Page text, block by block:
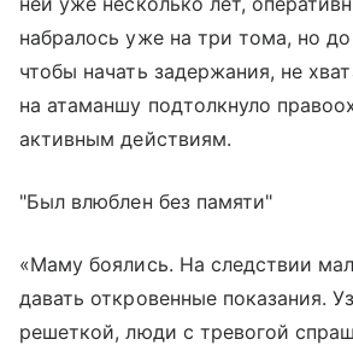
набралось уже на три тома, но
чтобы начать задержания, не
на атаманшу подтолкнуло
активным действиям.
"Был влюблен без памяти"
«Маму боялись. На следствии
давать откровенные показания.
решеткой, люди с тревогой